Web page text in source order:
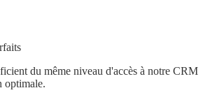
du même niveau d'accès à notre CRM
optimale.